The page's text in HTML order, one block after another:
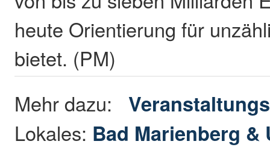
heute Orientierung für
bietet. (PM)
Mehr dazu:
Lokales: Bad Marienberg &